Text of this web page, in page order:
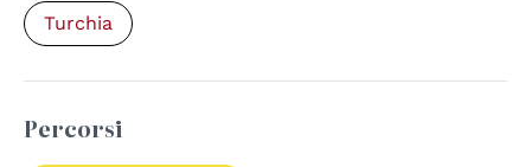
Turchia
Percorsi